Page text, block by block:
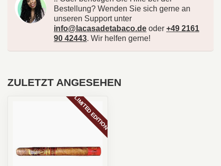
Bestellung? Wenden Sie sich gerne an
unseren Support unter
info@lacasadetabaco.de oder +49 2161
90 42443. Wir helfen gerne!
ZULETZT ANGESEHEN
LIMITED EDITION